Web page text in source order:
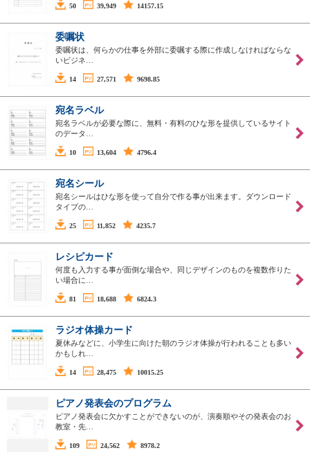
50 39,949 14157.15
委嘱状
委嘱状は、何らかの仕事を外部に委嘱する際に作成しなければならな
いビジネ…
14 27,571 9698.85
宛名ラベル
宛名ラベルが必要な際に、無料・有料のひな形を提供しているサイト
のデータ…
10 13,604 4796.4
宛名シール
宛名シールはひな形を使って自分で作る事が出来ます。ダウンロード
タイプの…
25 11,852 4235.7
レシピカード
何度も入力する事が面倒な場合や、同じデザインのものを複数作りた
い場合に…
81 18,688 6824.3
ラジオ体操カード
夏休みなどに、小学生に向けた朝のラジオ体操が行われることも多い
かもしれ…
14 28,475 10015.25
ピアノ発表会のプログラム
ピアノ発表会に欠かすことができないのが、演奏順やその発表会のお
教室・先…
109 24,562 8978.2